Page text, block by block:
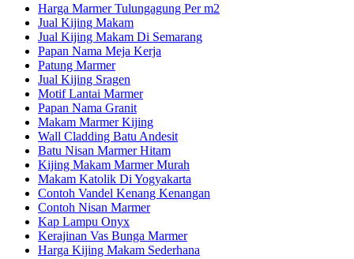
Harga Marmer Tulungagung Per m2
Jual Kijing Makam
Jual Kijing Makam Di Semarang
Papan Nama Meja Kerja
Patung Marmer
Jual Kijing Sragen
Motif Lantai Marmer
Papan Nama Granit
Makam Marmer Kijing
Wall Cladding Batu Andesit
Batu Nisan Marmer Hitam
Kijing Makam Marmer Murah
Makam Katolik Di Yogyakarta
Contoh Vandel Kenang Kenangan
Contoh Nisan Marmer
Kap Lampu Onyx
Kerajinan Vas Bunga Marmer
Harga Kijing Makam Sederhana